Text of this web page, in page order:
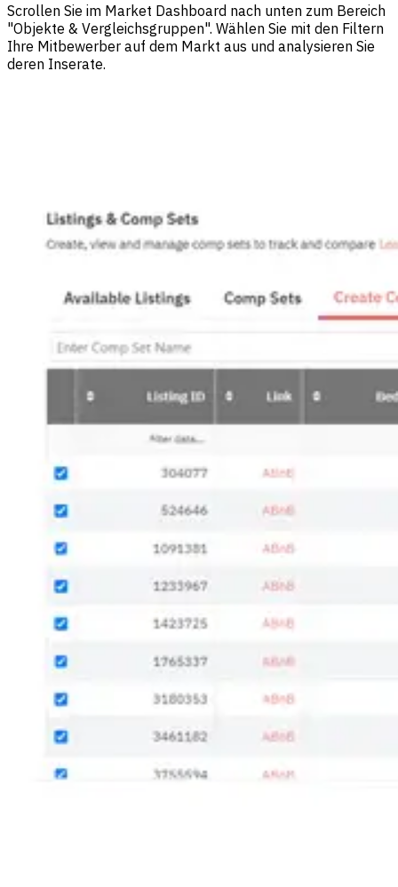
Scrollen Sie im Market Dashboard nach unten zum Bereich
"Objekte & Vergleichsgruppen". Wählen Sie mit den Filtern
Ihre Mitbewerber auf dem Markt aus und analysieren Sie
deren Inserate.